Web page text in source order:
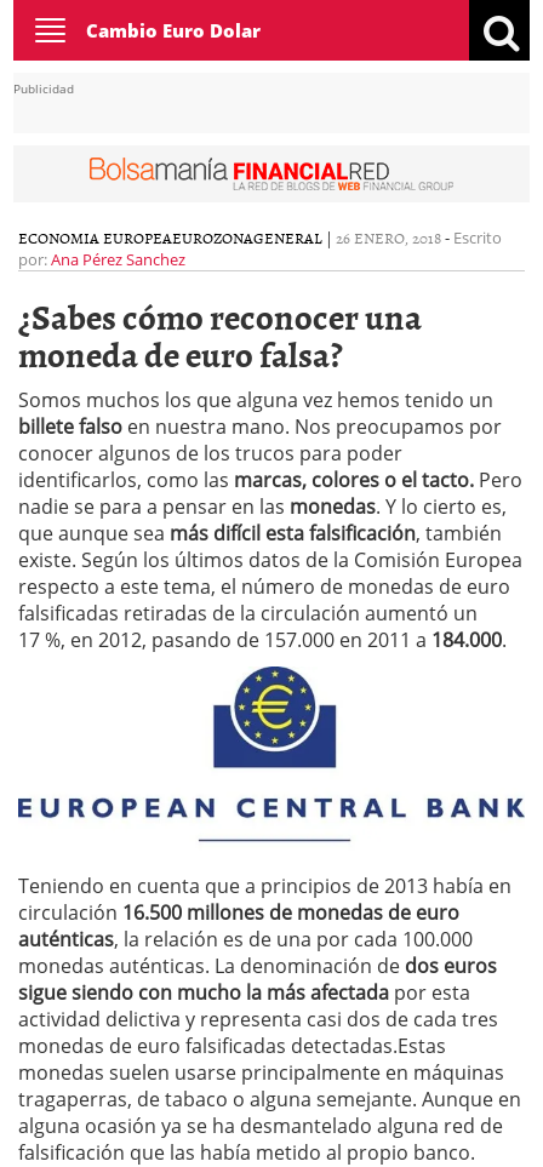
Toggle
navigation
Cambio Euro Dolar
Publicidad
ECONOMIA EUROPEAEUROZONAGENERAL | 26 ENERO, 2018- Escrito
por:Ana Pérez Sanchez
¿Sabes cómo reconocer una
moneda de euro falsa?
Somos muchos los que alguna vez hemos tenido un
billete falso en nuestra mano. Nos preocupamos por
conocer algunos de los trucos para poder
identificarlos, como las marcas, colores o el tacto. Pero
nadie se para a pensar en las monedas. Y lo cierto es,
que aunque sea más difícil esta falsificación, también
existe. Según los últimos datos de la Comisión Europea
respecto a este tema, el número de monedas de euro
falsificadas retiradas de la circulación aumentó un
17 %, en 2012, pasando de 157.000 en 2011 a 184.000.
Teniendo en cuenta que a principios de 2013 había en
circulación 16.500 millones de monedas de euro
auténticas, la relación es de una por cada 100.000
monedas auténticas. La denominación de dos euros
sigue siendo con mucho la más afectada por esta
actividad delictiva y representa casi dos de cada tres
monedas de euro falsificadas detectadas.Estas
monedas suelen usarse principalmente en máquinas
tragaperras, de tabaco o alguna semejante. Aunque en
alguna ocasión ya se ha desmantelado alguna red de
falsificación que las había metido al propio banco.